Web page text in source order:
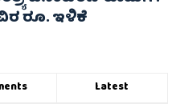
ರೂ. ಇಳಿಕೆ
Latest